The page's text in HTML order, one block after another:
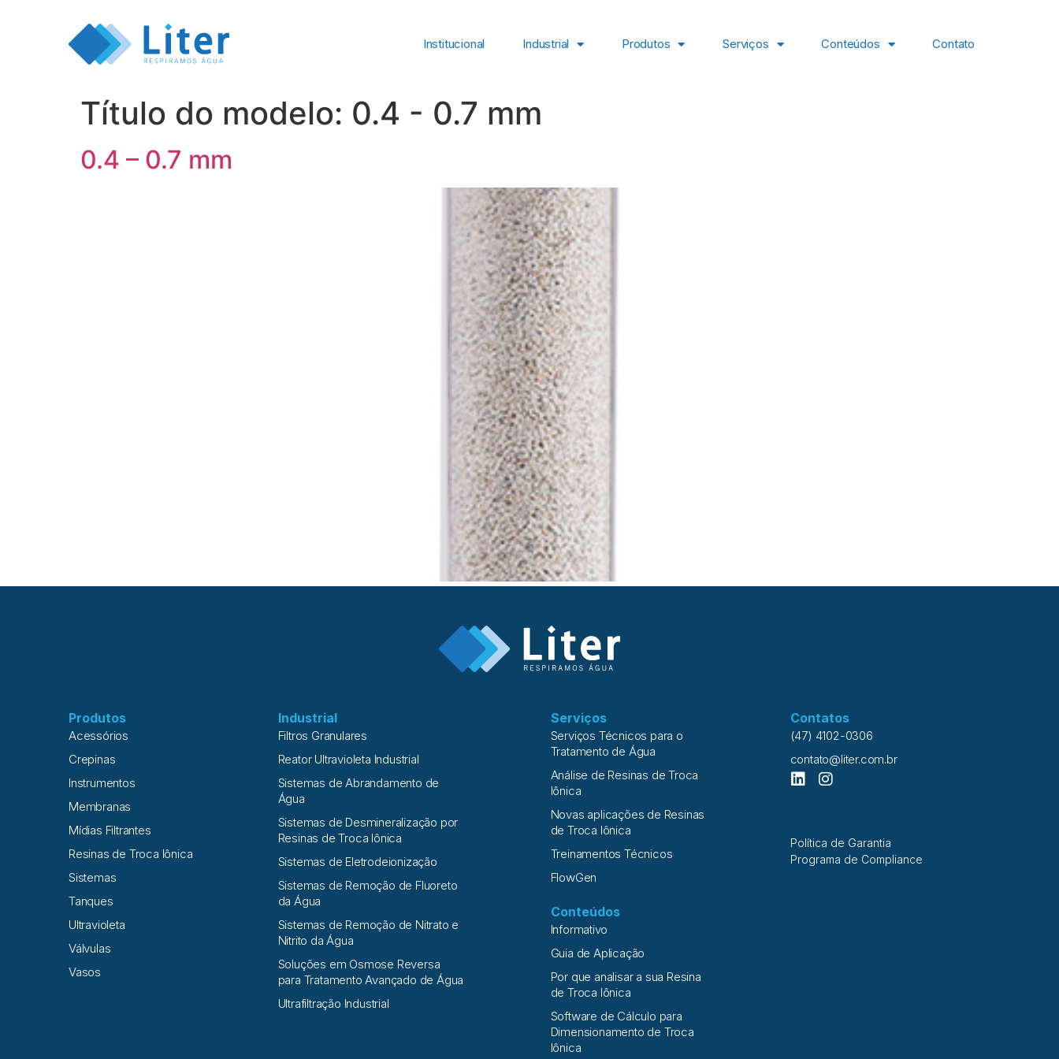
Institucional Industrial Produtos Serviços Conteúdos Contato
Título do modelo: 0.4 - 0.7 mm
0.4 – 0.7 mm
Produtos
Acessórios
Crepinas
Instrumentos
Membranas
Mídias Filtrantes
Resinas de Troca Iônica
Sistemas
Tanques
Ultravioleta
Válvulas
Vasos
Industrial
Filtros Granulares
Reator Ultravioleta Industrial
Sistemas de Abrandamento de
Água
Sistemas de Desmineralização por
Resinas de Troca Iônica
Sistemas de Eletrodeionização
Sistemas de Remoção de Fluoreto
da Água
Sistemas de Remoção de Nitrato e
Nitrito da Água
Soluções em Osmose Reversa
para Tratamento Avançado de Água
Ultrafiltração Industrial
Serviços
Serviços Técnicos para o
Tratamento de Água
Análise de Resinas de Troca
Iônica
Novas aplicações de Resinas
de Troca Iônica
Treinamentos Técnicos
FlowGen
Conteúdos
Informativo
Guia de Aplicação
Por que analisar a sua Resina
de Troca Iônica
Software de Cálculo para
Dimensionamento de Troca
Iônica
Contatos
(47) 4102-0306
contato@liter.com.br
Política de Garantia
Programa de Compliance